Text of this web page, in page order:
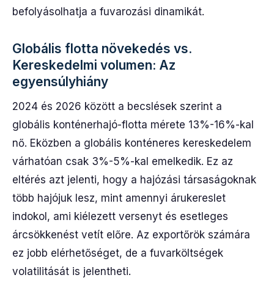
befolyásolhatja a fuvarozási dinamikát.
Globális flotta növekedés vs.
Kereskedelmi volumen: Az
egyensúlyhiány
2024 és 2026 között a becslések szerint a
globális konténerhajó-flotta mérete 13%-16%-kal
nő. Eközben a globális konténeres kereskedelem
várhatóan csak 3%-5%-kal emelkedik. Ez az
eltérés azt jelenti, hogy a hajózási társaságoknak
több hajójuk lesz, mint amennyi árukereslet
indokol, ami kiélezett versenyt és esetleges
árcsökkenést vetít előre. Az exportőrök számára
ez jobb elérhetőséget, de a fuvarköltségek
volatilitását is jelentheti.